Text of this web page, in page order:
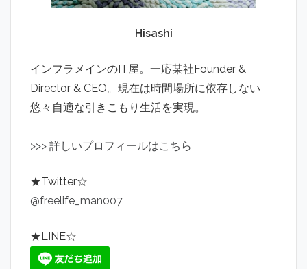
Hisashi
インフラメインのIT屋。一応某社Founder &
Director & CEO。現在は時間場所に依存しない
悠々自適な引きこもり生活を実現。
>>> 詳しいプロフィールはこちら
★Twitter☆
@freelife_man007
★LINE☆